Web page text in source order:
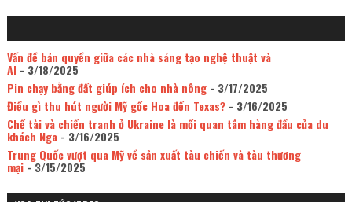
Vấn đề bản quyền giữa các nhà sáng tạo nghệ thuật và
AI- 3/18/2025
Pin chạy bằng đất giúp ích cho nhà nông- 3/17/2025
Điều gì thu hút người Mỹ gốc Hoa đến Texas?- 3/16/2025
Chế tài và chiến tranh ở Ukraine là mối quan tâm hàng đầu của du
khách Nga- 3/16/2025
Trung Quốc vượt qua Mỹ về sản xuất tàu chiến và tàu thương
mại- 3/15/2025